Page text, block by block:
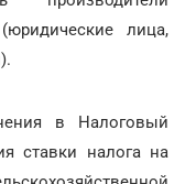
лица,
в Налоговый
ставки налога на